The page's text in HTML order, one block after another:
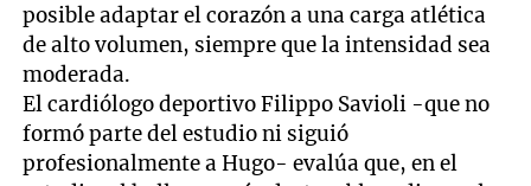
posible adaptar el corazón a una carga atlética
de alto volumen, siempre que la intensidad sea
moderada.
El cardiólogo deportivo Filippo Savioli -que no
formó parte del estudio ni siguió
profesionalmente a Hugo- evalúa que, en el